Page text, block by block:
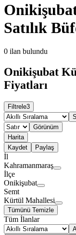
Satılık
0 ilan bulundu
Onikişubat
Fiyatları
Filtrele3
Görünüm
Harita
Kaydet
Paylaş
İl
Kahramanmaraş
İlçe
Onikişubat
Semt
Kürtül Mahallesi
Tümünü Temizle
Tüm İlanlar